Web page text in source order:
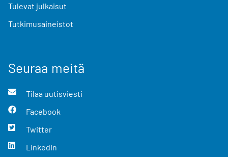
Tulevat julkaisut
Tutkimusaineistot
Seuraa meitä
Tilaa uutisviesti
Facebook
Twitter
LinkedIn